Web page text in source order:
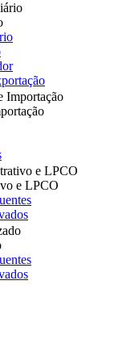
Importação
e LPCO
e LPCO